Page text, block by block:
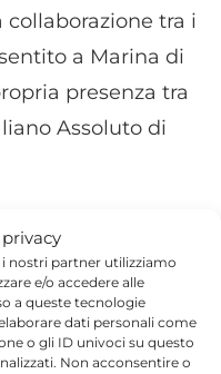
nostri partner utilizziamo
e/o accedere alle
a queste tecnologie
dati personali come
o gli ID univoci su questo
Non acconsentire o
tra i
a Marina di
presenza tra
Assoluto di
campo, dove le
nazionale si
più rilevanti